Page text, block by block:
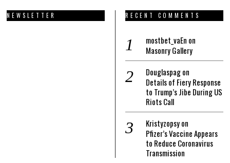
NEWSLETTER RECENT COMMENTS
mostbet_vaEn on
Masonry Gallery
Douglaspagon
Details of Fiery Response
to Trump’s Jibe During US
Riots Call
Kristyzopsyon
Pfizer’s Vaccine Appears
to Reduce Coronavirus
Transmission